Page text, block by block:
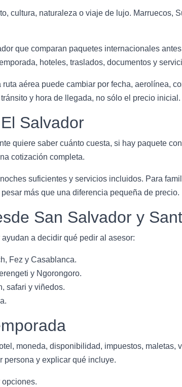
cultura, naturaleza o viaje de lujo. Marruecos,
que comparan paquetes internacionales
hoteles, traslados, documentos y
aérea puede cambiar por fecha, aerolínea,
y hora de llegada, no sólo el precio inicial.
Salvador
quiere saber cuánto cuesta, si hay paquete
cotización completa.
suficientes y servicios incluidos. Para
más que una diferencia pequeña de precio.
San Salvador y
a decidir qué pedir al asesor:
Fez y Casablanca.
y Ngorongoro.
safari y viñedos.
moneda, disponibilidad, impuestos, maletas,
persona y explicar qué incluye.
opciones.